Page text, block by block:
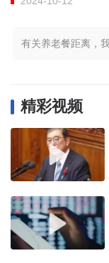
有关养老餐距离，
精彩视频